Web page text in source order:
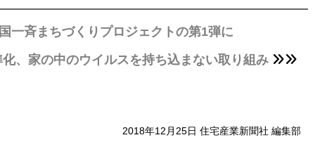
一斉まちづくりプロジェクトの第1弾に
、家の中のウイルスを持ち込まない取り組み
2018年12月25日 住宅産業新聞社 編集部